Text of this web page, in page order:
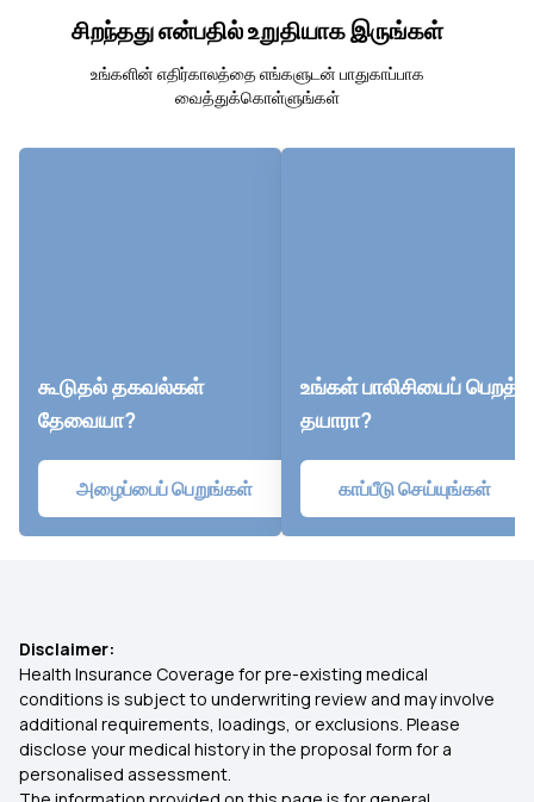
சிறந்தது என்பதில் உறுதியாக இருங்கள்
உங்களின் எதிர்காலத்தை எங்களுடன் பாதுகாப்பாக
வைத்துக்கொள்ளுங்கள்
கூடுதல் தகவல்கள்
தேவையா?
அழைப்பைப் பெறுங்கள்
உங்கள் பாலிசியைப் பெறத்
தயாரா?
காப்பீடு செய்யுங்கள்
Disclaimer:
Health Insurance Coverage for pre-existing medical
conditions is subject to underwriting review and may involve
additional requirements, loadings, or exclusions. Please
disclose your medical history in the proposal form for a
personalised assessment.